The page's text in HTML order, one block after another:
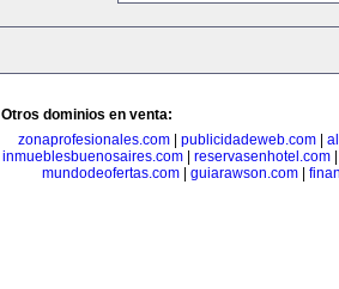
Otros dominios en venta:
zonaprofesionales.com| publicidadeweb.com|
inmueblesbuenosaires.com| reservasenhotel.com
mundodeofertas.com| guiarawson.com|